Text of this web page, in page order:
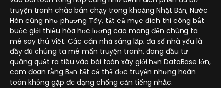
truyện tranh chào bán chạy trong khoảng Nhật Bản, Nước
Hàn cũng như phương Tây, tất cả mục đích thi công bắt
buộc giới thiệu hóa học lượng cao mang đến chúng ta
mê say thú Việt. Các căn nhà sáng lập, đa số nhà yếu là
đầy đủ chúng ta mê mẩn truyện tranh, đang đầu tư
quăng quật ra tiêu vào bài toán xây giới hạn DataBase lớn,
cam đoan rằng Bạn tất cả thể đọc truyện nhưng hoàn
toàn không gặp đa dạng chống cản tiếng nhắc.